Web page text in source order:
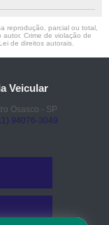
reprodução, parcial ou total,
Crime de violação de
de direitos autorais
Veicular
Osasco - SP
94076-3049